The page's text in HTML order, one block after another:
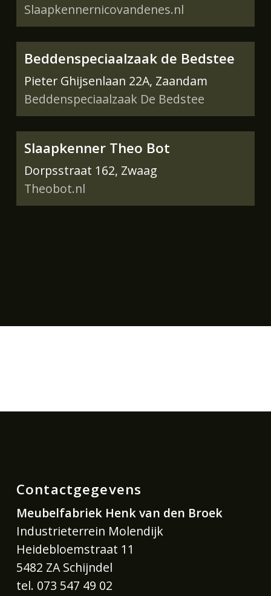
Slaapkennernicovandenes.nl
Beddenspeciaalzaak de Bedstee
Pieter Ghijsenlaan 22A, Zaandam
Beddenspeciaalzaak De Bedstee
Slaapkenner Theo Bot
Dorpsstraat 162, Zwaag
Theobot.nl
Contactgegevens
Meubelfabriek Henk van den Broek
Industrieterrein Molendijk
Heidebloemstraat 11
5482 ZA Schijndel
tel. 073 547 49 02